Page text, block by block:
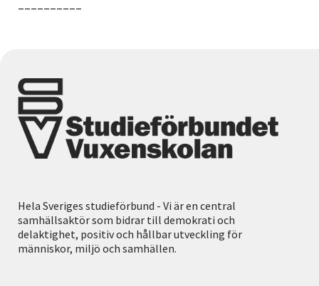
––––––––––
Hela Sveriges studieförbund - Vi är en central
samhällsaktör som bidrar till demokrati och
delaktighet, positiv och hållbar utveckling för
människor, miljö och samhällen.